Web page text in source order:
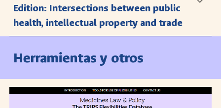
Edition: Intersections between public
health, intellectual property and trade
Herramientas y otros